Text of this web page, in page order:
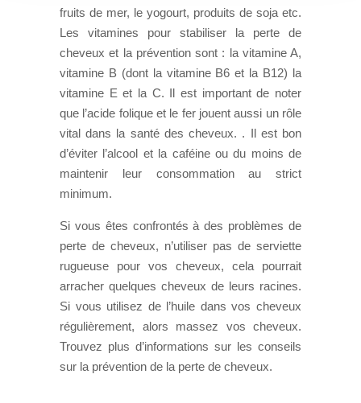
fruits de mer, le yogourt, produits de soja etc.
Les vitamines pour stabiliser la perte de
cheveux et la prévention sont : la vitamine A,
vitamine B (dont la vitamine B6 et la B12) la
vitamine E et la C. Il est important de noter
que l’acide folique et le fer jouent aussi un rôle
vital dans la santé des cheveux. . Il est bon
d’éviter l’alcool et la caféine ou du moins de
maintenir leur consommation au strict
minimum.
Si vous êtes confrontés à des problèmes de
perte de cheveux, n’utiliser pas de serviette
rugueuse pour vos cheveux, cela pourrait
arracher quelques cheveux de leurs racines.
Si vous utilisez de l’huile dans vos cheveux
régulièrement, alors massez vos cheveux.
Trouvez plus d’informations sur les conseils
sur la prévention de la perte de cheveux.